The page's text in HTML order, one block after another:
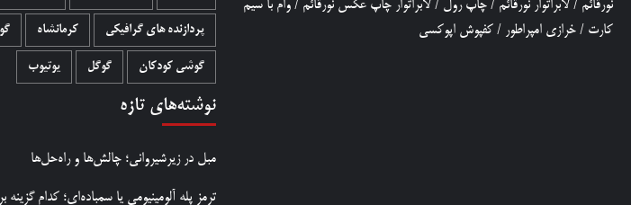
نورقائم / لابراتوار نورقائم / چاپ رول / لابراتوار چاپ عکس نورقائم / وام با سیم
کارت / خرازی امپراطور / کفپوش اپوکسی پردازنده های گرافیکی کرمانشاه
گوشی کودکان گوگل یوتیوب
نوشته‌های تازه
مبل در زیرشیروانی؛ چالش‌ها و راه‌حل‌ها
ترمز پله آلومینیومی یا سمباده‌ای؛ کدام